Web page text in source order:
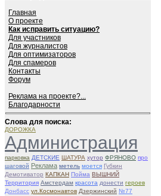
Главная
О проекте
Как исправить ситуацию?
Для участников
Для журналистов
Для оптимизаторов
Для спамеров
Контакты
Форум
Реклама на проекте?...
Благодарности
Слова для поиска:
ДОРОЖКА
Администрация
парковка ДЕТСКИЕ ШАТУРА хутор ФРЯНОВО про
шаговой Реклама метель моется Губкин
Демотиватор КАПКАН Пойма ВЫШНИЙ
Территория Амстердам красота донести героев
Донбасс ул.Космонавтов Дзержинский №77